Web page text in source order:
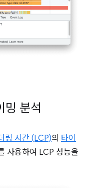
밍 분석
링 시간 (LCP)의 타이
사용하여 LCP 성능을